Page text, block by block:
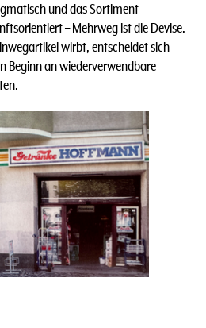
und das Sortiment
– Mehrweg ist die Devise.
wirbt, entscheidet sich
Beginn an wiederverwendbare